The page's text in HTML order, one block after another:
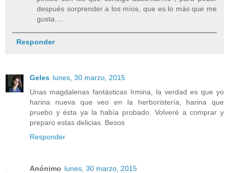
después sorprender a los míos, que es lo más que me
gusta....
Responder
Geles lunes, 30 marzo, 2015
Unas magdalenas fantásticas Irmina, la verdad es que yo
harina nueva que veo en la herboristería, harina que
pruebo y ésta ya la había probado. Volveré a comprar y
preparo estas delicias. Besos
Responder
Anónimo lunes, 30 marzo, 2015